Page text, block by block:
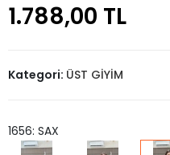
1.788,00 TL
Kategori: ÜST GİYİM
1656: SAX